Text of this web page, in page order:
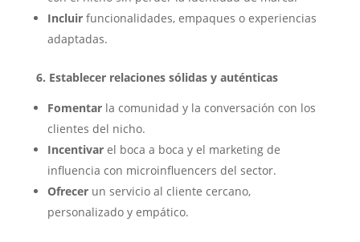
Incluirfuncionalidades, empaques o experiencias
adaptadas.
6. Establecer relaciones sólidas y auténticas
Fomentarla comunidad y la conversación con los
clientes del nicho.
Incentivarel boca a boca y el marketing de
influencia con microinfluencers del sector.
Ofrecerun servicio al cliente cercano,
personalizado y empático.